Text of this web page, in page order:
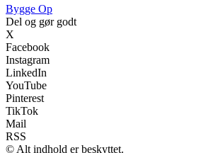
Bygge Op
Del og gør godt
X
Facebook
Instagram
LinkedIn
YouTube
Pinterest
TikTok
Mail
RSS
© Alt indhold er beskyttet.